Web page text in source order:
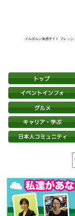
メルボルン体感サイト フレッシ